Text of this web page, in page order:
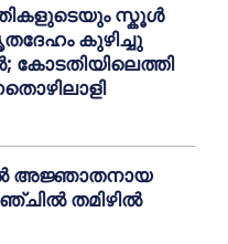
സ്കൂൾ
കുഴിച്ചു
കോടതിയിലെത്തി
അജ്ഞാതനായ
തമിഴിൽ